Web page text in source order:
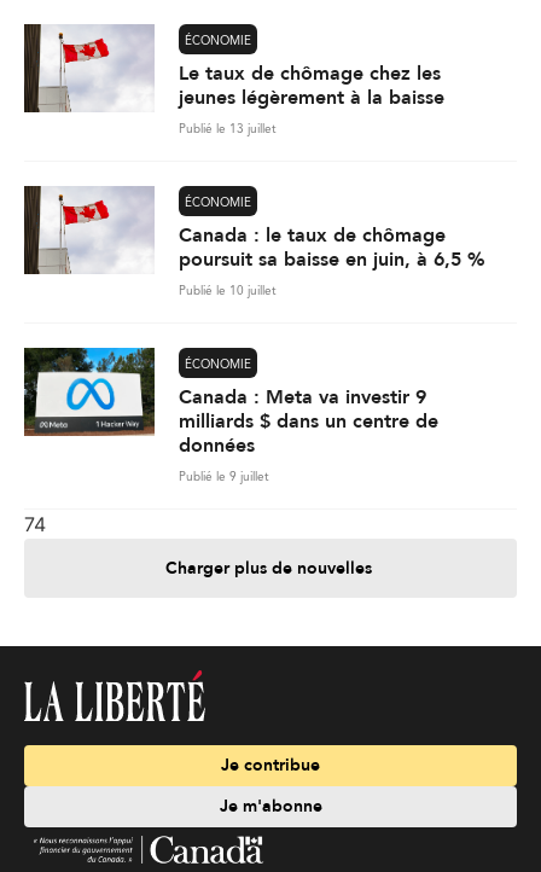
ÉCONOMIE
Le taux de chômage chez les
jeunes légèrement à la baisse
Publié le 13 juillet
ÉCONOMIE
Canada : le taux de chômage
poursuit sa baisse en juin, à 6,5 %
Publié le 10 juillet
ÉCONOMIE
Canada : Meta va investir 9
milliards $ dans un centre de
données
Publié le 9 juillet
74
Charger plus de nouvelles
Je contribue
Je m'abonne